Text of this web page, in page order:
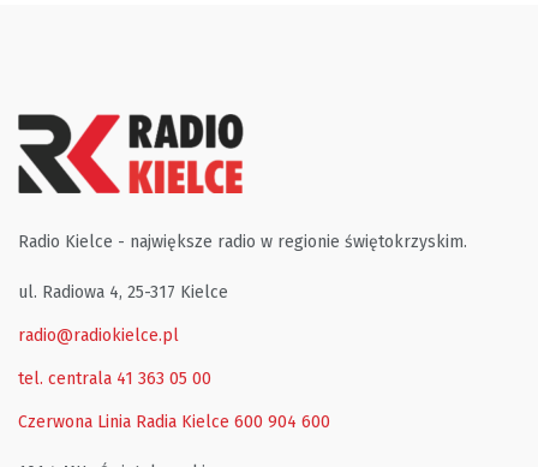
Radio Kielce - największe radio w regionie świętokrzyskim.
ul. Radiowa 4, 25-317 Kielce
radio@radiokielce.pl
tel. centrala 41 363 05 00
Czerwona Linia Radia Kielce 600 904 600